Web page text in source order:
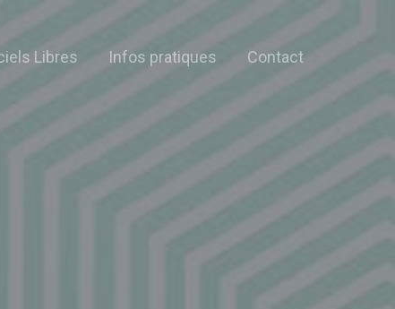
Libres Infos pratiques Contact